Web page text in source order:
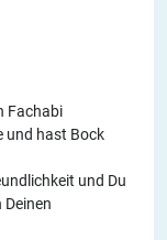
Fachabi
und hast Bock
und Du